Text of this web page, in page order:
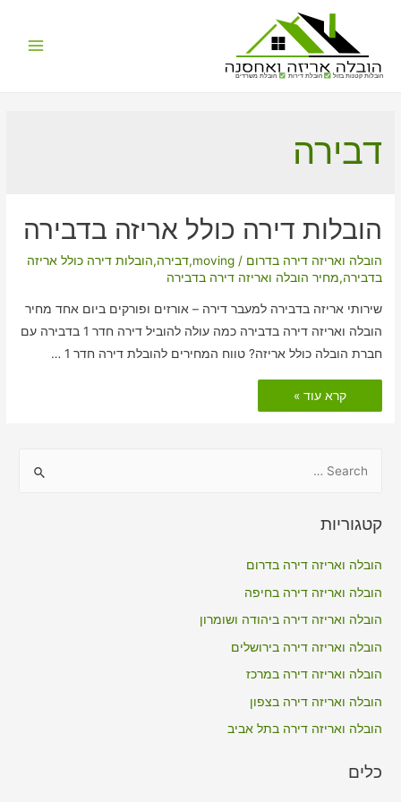
הובלות קטנות בזול הובלת דירות הובלת משרדים
דבירה
הובלות דירה כולל אריזה בדבירה
הובלה ואריזה דירה בדרום /
moving
,דבירה,הובלות דירה כולל אריזה
בדבירה,מחיר הובלה ואריזה דירה בדבירה
שירותי אריזה בדבירה למעבר דירה – אורזים ופורקים ביום אחד מחיר
הובלה ואריזה דירה בדבירה כמה עולה להוביל דירה חדר 1 בדבירה עם
חברת הובלה כולל אריזה? טווח המחירים להובלת דירה חדר 1 …
הובלות
דירה
כולל
קרא עוד »
r
o
r
:
קטגוריות
הובלה ואריזה דירה בדרום
הובלה ואריזה דירה בחיפה
הובלה ואריזה דירה ביהודה ושומרון
הובלה ואריזה דירה בירושלים
הובלה ואריזה דירה במרכז
הובלה ואריזה דירה בצפון
הובלה ואריזה דירה בתל אביב
כלים